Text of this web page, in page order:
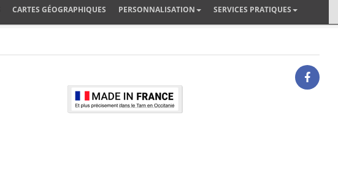
CARTES GÉOGRAPHIQUES PERSONNALISATION SERVICES PRATIQUES